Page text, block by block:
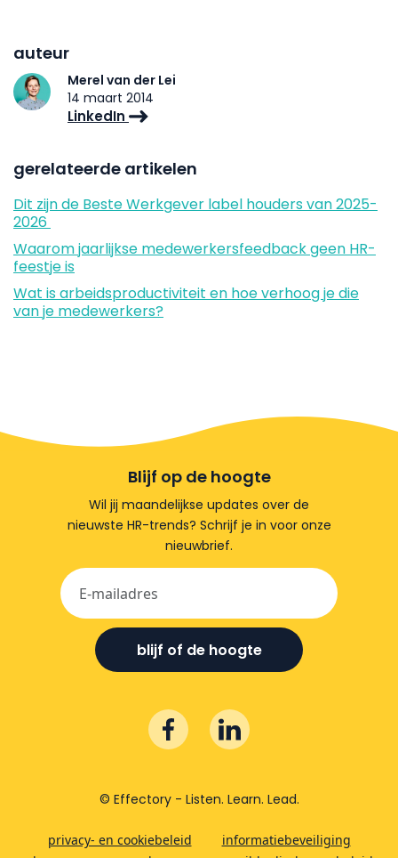
auteur
Merel van der Lei
14 maart 2014
LinkedIn
gerelateerde artikelen
Dit zijn de Beste Werkgever label houders van 2025-
2026
Waarom jaarlijkse medewerkersfeedback geen HR-
feestje is
Wat is arbeidsproductiviteit en hoe verhoog je die
van je medewerkers?
Blijf op de hoogte
Wil jij maandelijkse updates over de
nieuwste HR-trends? Schrijf je in voor onze
nieuwbrief.
blijf of de hoogte
© Effectory - Listen. Learn. Lead.
privacy- en cookiebeleid
informatiebeveiliging